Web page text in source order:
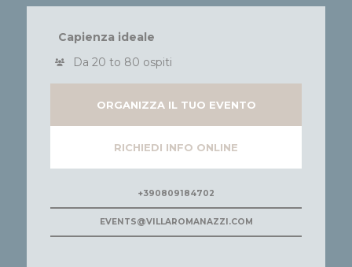
Capienza ideale
Da 20 to 80 ospiti
ORGANIZZA IL TUO EVENTO
RICHIEDI INFO ONLINE
+390809184702
EVENTS@VILLAROMANAZZI.COM